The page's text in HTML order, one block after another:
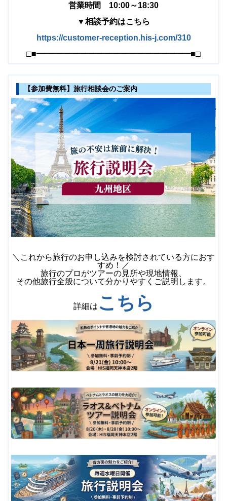
営業時間 10:00～18:30
▼相談予約はこちら
https://customer-reception.his-j.com/310
□■━━━━━━━━━━━━━━━━━━━■□
【参加費無料】旅行相談会のご案内
＼これから旅行のお申し込みを検討されている方におす
すめ！／
旅行のプロがツアーの見所や現地情報、
その他旅行全般について分かりやすくご説明します。
詳細は こちら